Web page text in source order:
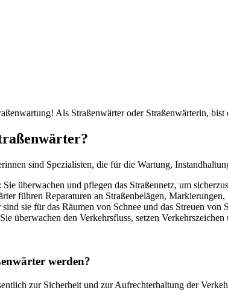
Als Straßenwärter oder Straßenwärterin,
sind Spezialisten, die für die Wartung,
: Sie überwachen und pflegen das Straßennetz, um
führen Reparaturen an Straßenbelägen,
sie für das Räumen von Schnee und das Streuen
überwachen den Verkehrsfluss, setzen
werden?
zur Sicherheit und zur Aufrechterhaltung der